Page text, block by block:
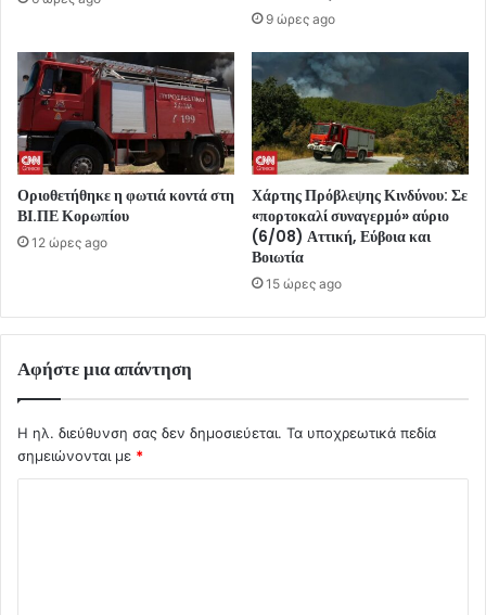
9 ώρες ago
Οριοθετήθηκε η φωτιά κοντά στη
ΒΙ.ΠΕ Κορωπίου
12 ώρες ago
Χάρτης Πρόβλεψης Κινδύνου: Σε
«πορτοκαλί συναγερμό» αύριο
(6/08) Αττική, Εύβοια και
Βοιωτία
15 ώρες ago
Αφήστε μια απάντηση
Η ηλ. διεύθυνση σας δεν δημοσιεύεται. Τα υποχρεωτικά πεδία
σημειώνονται με *